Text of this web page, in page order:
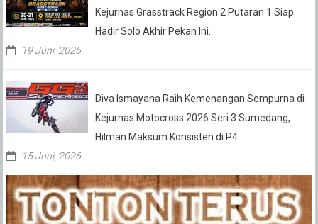
Kejurnas Grasstrack Region 2 Putaran 1 Siap
Hadir Solo Akhir Pekan Ini.
19 Juni, 2026
Diva Ismayana Raih Kemenangan Sempurna di
Kejurnas Motocross 2026 Seri 3 Sumedang,
Hilman Maksum Konsisten di P4
15 Juni, 2026